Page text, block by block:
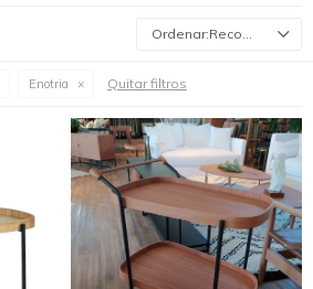
Recomendados
Enotria Quitar filtros